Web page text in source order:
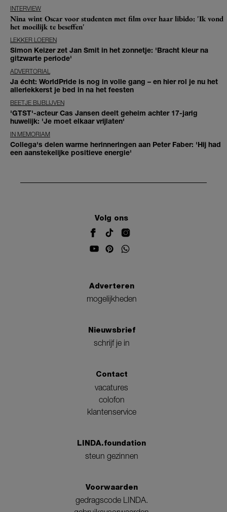
INTERVIEW
Nina wint Oscar voor studenten met film over haar libido: 'Ik vond
het moeilijk te beseffen'
LEKKER LOEREN
Simon Keizer zet Jan Smit in het zonnetje: 'Bracht kleur na
gitzwarte periode'
ADVERTORIAL
Ja écht: WorldPride is nog in volle gang – en hier rol je nu het
allerlekkerst je bed in na het feesten
BEETJE BIJBLIJVEN
'GTST'-acteur Cas Jansen deelt geheim achter 17-jarig
huwelijk: 'Je moet elkaar vrijlaten'
IN MEMORIAM
Collega's delen warme herinneringen aan Peter Faber: 'Hij had
een aanstekelijke positieve energie'
Volg ons
Adverteren
mogelijkheden
Nieuwsbrief
schrijf je in
Contact
vacatures
colofon
klantenservice
LINDA.foundation
steun gezinnen
Voorwaarden
gedragscode LINDA.